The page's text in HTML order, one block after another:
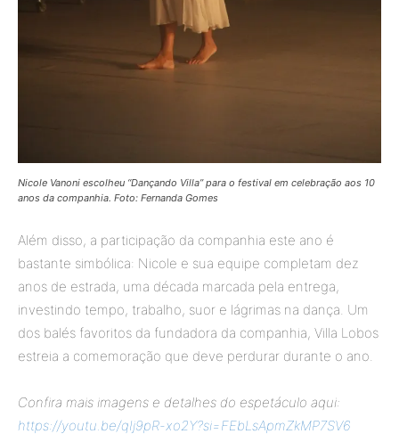
Nicole Vanoni escolheu “Dançando Villa” para o festival em celebração aos 10
anos da companhia. Foto: Fernanda Gomes
Além disso, a participação da companhia este ano é
bastante simbólica: Nicole e sua equipe completam dez
anos de estrada, uma década marcada pela entrega,
investindo tempo, trabalho, suor e lágrimas na dança. Um
dos balés favoritos da fundadora da companhia, Villa Lobos
estreia a comemoração que deve perdurar durante o ano.
Confira mais imagens e detalhes do espetáculo aqui:
https://youtu.be/qIj9pR-xo2Y?si=FEbLsApmZkMP7SV6